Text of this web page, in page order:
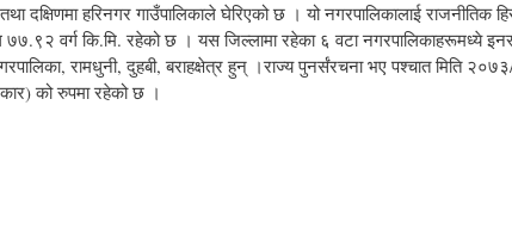
दक्षिणमा हरिनगर गाउँपालिकाले घेरिएको छ । यो नगरपालिकालाई राजनीतिक
वर्ग कि.मि. रहेको छ । यस जिल्लामा रहेका ६ वटा नगरपालिकाहरूमध्ये
रामधुनी, दुहबी, बराहक्षेत्र हुन् ।राज्य पुनर्संरचना भए पश्चात मिति
को रुपमा रहेको छ ।